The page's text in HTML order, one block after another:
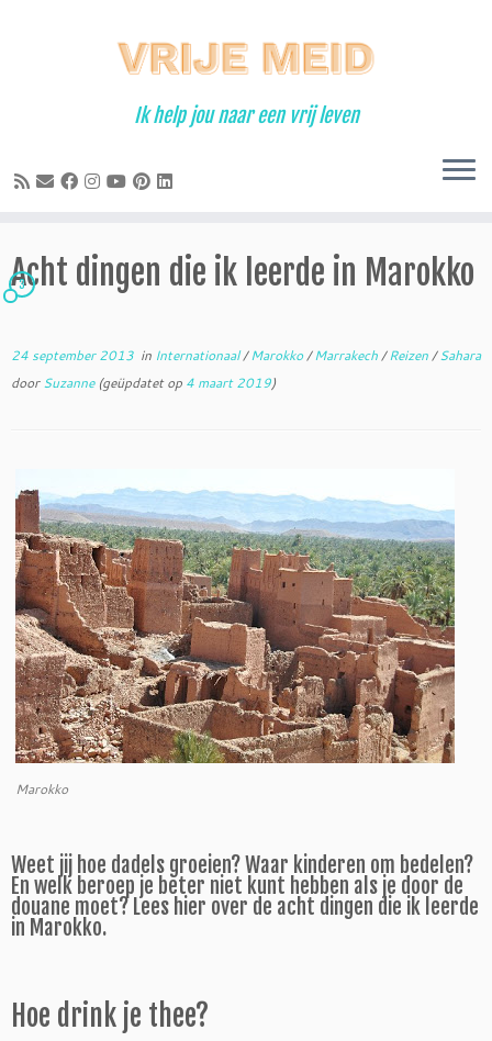
Ik help jou naar een vrij leven
Acht dingen die ik leerde in Marokko
3
24 september 2013 in Internationaal/Marokko/Marrakech/Reizen/Sahara
doorSuzanne(geüpdatet op 4 maart 2019)
Marokko
Weet jij hoe dadels groeien? Waar kinderen om bedelen?
En welk beroep je beter niet kunt hebben als je door de
douane moet? Lees hier over de acht dingen die ik leerde
in Marokko.
Hoe drink je thee?